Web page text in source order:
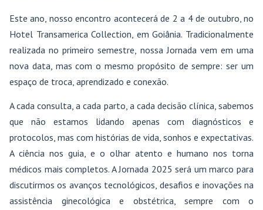
Este ano, nosso encontro acontecerá de 2 a 4 de outubro, no
Hotel Transamerica Collection, em Goiânia. Tradicionalmente
realizada no primeiro semestre, nossa Jornada vem em uma
nova data, mas com o mesmo propósito de sempre: ser um
espaço de troca, aprendizado e conexão.
A cada consulta, a cada parto, a cada decisão clínica, sabemos
que não estamos lidando apenas com diagnósticos e
protocolos, mas com histórias de vida, sonhos e expectativas.
A ciência nos guia, e o olhar atento e humano nos torna
médicos mais completos. A Jornada 2025 será um marco para
discutirmos os avanços tecnológicos, desafios e inovações na
assistência ginecológica e obstétrica, sempre com o